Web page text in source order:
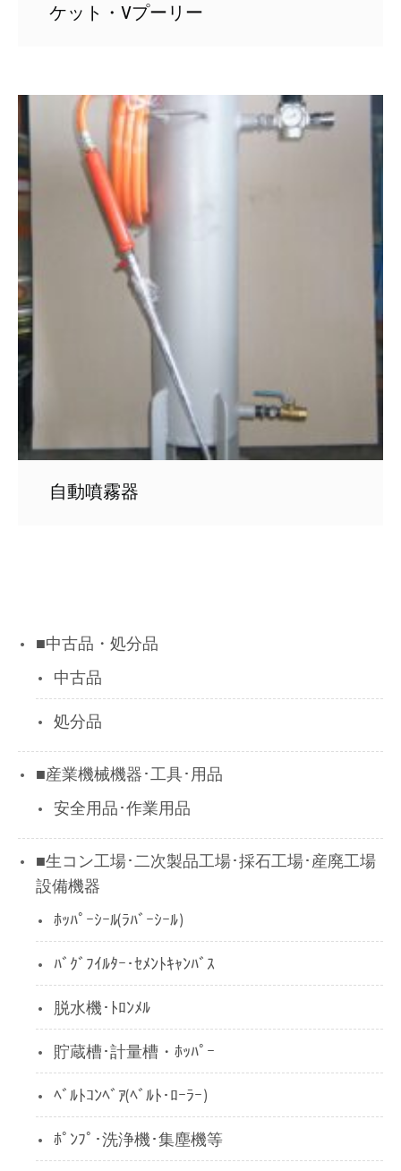
ケット・Vプーリー
自動噴霧器
■中古品・処分品
中古品
処分品
■産業機械機器･工具･用品
安全用品･作業用品
■生コン工場･二次製品工場･採石工場･産廃工場
設備機器
ﾎｯﾊﾟｰｼｰﾙ(ﾗﾊﾞｰｼｰﾙ)
ﾊﾞｸﾞﾌｲﾙﾀｰ･ｾﾒﾝﾄｷｬﾝﾊﾞｽ
脱水機･ﾄﾛﾝﾒﾙ
貯蔵槽･計量槽・ﾎｯﾊﾟｰ
ﾍﾞﾙﾄｺﾝﾍﾞｱ(ﾍﾞﾙﾄ･ﾛｰﾗｰ)
ﾎﾟﾝﾌﾟ･洗浄機･集塵機等